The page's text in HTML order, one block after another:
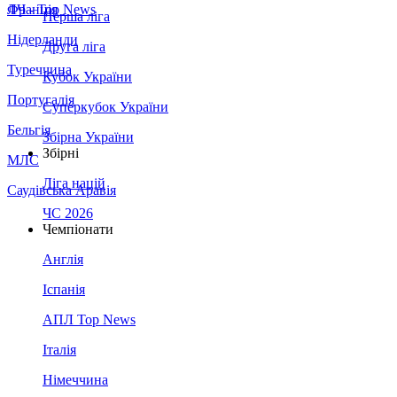
Франція
Нідерланди
Туреччина
Португалія
Бельгія
МЛС
Саудівська Аравія
ЛЧ - Top News
Перша ліга
Друга ліга
Кубок України
Суперкубок України
Збірна України
Збірні
Ліга націй
ЧС 2026
Чемпіонати
Англія
Іспанія
АПЛ Top News
Італія
Німеччина